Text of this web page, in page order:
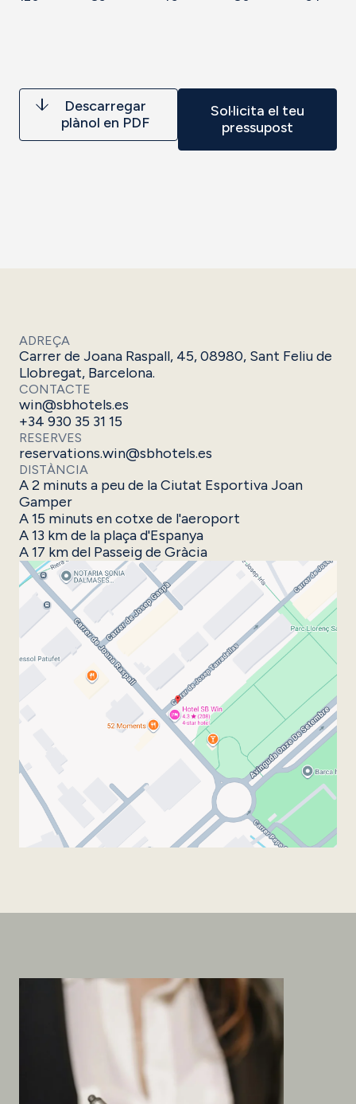
Descarregar
plànol en PDF
Sol·licita el teu
pressupost
ADREÇA
Carrer de Joana Raspall, 45, 08980, Sant Feliu de
Llobregat, Barcelona.
CONTACTE
win@sbhotels.es
+34 930 35 31 15
RESERVES
reservations.win@sbhotels.es
DISTÀNCIA
A 2 minuts a peu de la Ciutat Esportiva Joan
Gamper
A 15 minuts en cotxe de l'aeroport
A 13 km de la plaça d'Espanya
A 17 km del Passeig de Gràcia